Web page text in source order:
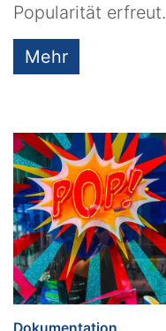
Popularität erfreut.
Mehr